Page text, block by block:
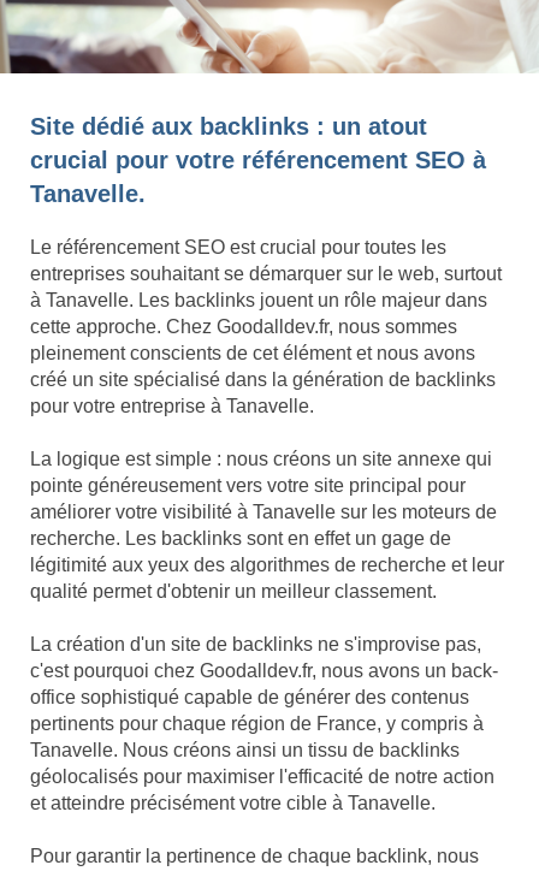
Site dédié aux backlinks : un atout
crucial pour votre référencement SEO à
Tanavelle.
Le référencement SEO est crucial pour toutes les
entreprises souhaitant se démarquer sur le web, surtout
à Tanavelle. Les backlinks jouent un rôle majeur dans
cette approche. Chez Goodalldev.fr, nous sommes
pleinement conscients de cet élément et nous avons
créé un site spécialisé dans la génération de backlinks
pour votre entreprise à Tanavelle.
La logique est simple : nous créons un site annexe qui
pointe généreusement vers votre site principal pour
améliorer votre visibilité à Tanavelle sur les moteurs de
recherche. Les backlinks sont en effet un gage de
légitimité aux yeux des algorithmes de recherche et leur
qualité permet d'obtenir un meilleur classement.
La création d'un site de backlinks ne s'improvise pas,
c'est pourquoi chez Goodalldev.fr, nous avons un back-
office sophistiqué capable de générer des contenus
pertinents pour chaque région de France, y compris à
Tanavelle. Nous créons ainsi un tissu de backlinks
géolocalisés pour maximiser l'efficacité de notre action
et atteindre précisément votre cible à Tanavelle.
Pour garantir la pertinence de chaque backlink, nous